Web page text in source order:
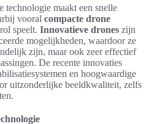
technologie maakt een snelle
vooral compacte drone
speelt. Innovatieve drones zijn
mogelijkheden, waardoor ze
zijn, maar ook zeer effectief
De recente innovaties
en hoogwaardige
uitzonderlijke beeldkwaliteit, zelfs